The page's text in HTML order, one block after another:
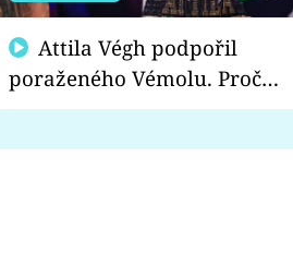
poraženého Vémolu. Proč
chce raději zápasit s ním než